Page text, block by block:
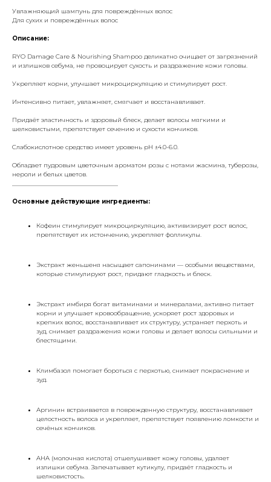
Увлажняющий шампунь для повреждённых волос
Для сухих и повреждённых волос
Описание:
RYO Damage Care & Nourishing Shampoo деликатно очищает от загрязнений
и излишков себума, не провоцирует сухость и раздражение кожи головы.
Укрепляет корни, улучшает микроциркуляцию и стимулирует рост.
Интенсивно питает, увлажняет, смягчает и восстанавливает.
Придаёт эластичность и здоровый блеск, делает волосы мягкими и
шелковистыми, препятствует сечению и сухости кончиков.
Слабокислотное средство имеет уровень pH ±4.0-6.0.
Обладает пудровым цветочным ароматом розы с нотами жасмина, туберозы,
нероли и белых цветов.
Основные действующие ингредиенты:
Кофеин стимулирует микроциркуляцию, активизирует рост волос,
препятствует их истончению, укрепляет фолликулы.
Экстракт женьшеня насыщает сапонинами — особыми веществами,
которые стимулируют рост, придают гладкость и блеск.
Экстракт имбиря богат витаминами и минералами, активно питает
корни и улучшает кровообращение, ускоряет рост здоровых и
крепких волос, восстанавливает их структуру, устраняет перхоть и
зуд, снимает раздражения кожи головы и делает волосы сильными и
блестящими.
Климбазол помогает бороться с перхотью, снимает покраснение и
зуд.
Аргинин встраивается в поврежденную структуру, восстанавливает
целостность волоса и укрепляет, препятствует появлению ломкости и
сечёных кончиков.
AHA (молочная кислота) отшелушивает кожу головы, удаляет
излишки себума. Запечатывает кутикулу, придаёт гладкость и
шелковистость.